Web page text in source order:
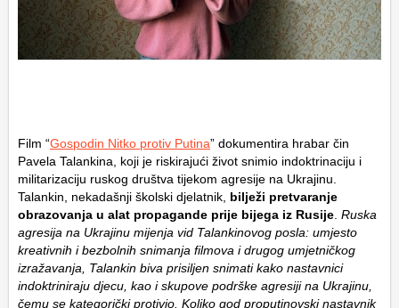
Film “Gospodin Nitko protiv Putina” dokumentira hrabar čin
Pavela Talankina, koji je riskirajući život snimio indoktrinaciju i
militarizaciju ruskog društva tijekom agresije na Ukrajinu.
Talankin, nekadašnji školski djelatnik, bilježi pretvaranje
obrazovanja u alat propagande prije bijega iz Rusije Ruska
agresija na Ukrajinu mijenja vid Talankinovog posla: umjesto
kreativnih i bezbolnih snimanja filmova i drugog umjetničkog
izražavanja, Talankin biva prisiljen snimati kako nastavnici
indoktriniraju djecu, kao i skupove podrške agresiji na Ukrajinu,
čemu se kategorički protivio. Koliko god proputinovski nastavnik